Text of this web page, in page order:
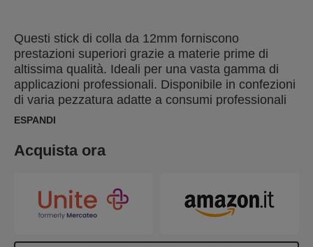
Questi stick di colla da 12mm forniscono
prestazioni superiori grazie a materie prime di
altissima qualità. Ideali per una vasta gamma di
applicazioni professionali. Disponibile in confezioni
di varia pezzatura adatte a consumi professionali
ed industriali.
ESPANDI
Acquista ora